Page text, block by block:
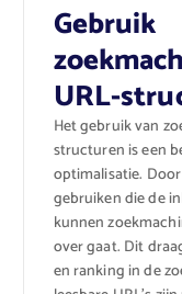
Gebruik
URL-
Het gebruik van
structuren is een
optimalisatie.
gebruiken die de
kunnen
over gaat. Dit
en ranking in de